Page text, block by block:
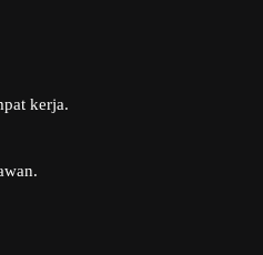
kerja.